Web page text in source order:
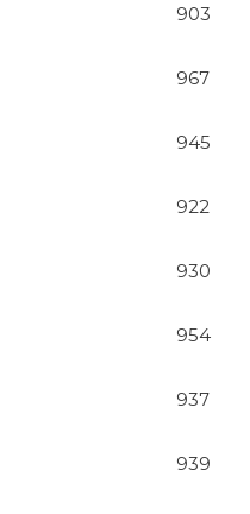
903
967
945
922
930
954
937
939